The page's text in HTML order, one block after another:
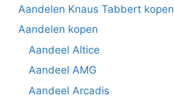
Aandelen Knaus Tabbert kopen
Aandelen kopen
Aandeel Altice
Aandeel AMG
Aandeel Arcadis